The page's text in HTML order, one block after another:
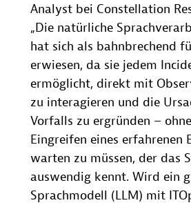
Analyst bei Constellation
„Die natürliche
hat sich als bahnbrechend
erwiesen, da sie jedem
ermöglicht, direkt mit
zu interagieren und die
Vorfalls zu ergründen –
Eingreifen eines erfahrenen
warten zu müssen, der das
auswendig kennt. Wird ein
Sprachmodell (LLM) mit